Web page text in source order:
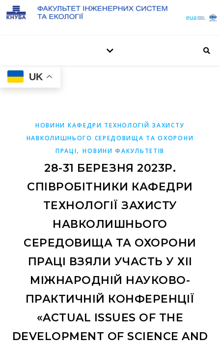
UK
НОВИНИ КАФЕДРИ ТЕХНОЛОГІЙ ЗАХИСТУ
НАВКОЛИШНЬОГО СЕРЕДОВИЩА ТА ОХОРОНИ
ПРАЦІ,НОВИНИ ФАКУЛЬТЕТІВ
28-31 БЕРЕЗНЯ 2023Р.
СПІВРОБІТНИКИ КАФЕДРИ
ТЕХНОЛОГІЇ ЗАХИСТУ
НАВКОЛИШНЬОГО
СЕРЕДОВИЩА ТА ОХОРОНИ
ПРАЦІ ВЗЯЛИ УЧАСТЬ У ХІІ
МІЖНАРОДНІЙ НАУКОВО-
ПРАКТИЧНІЙ КОНФЕРЕНЦІЇ
«ACTUAL ISSUES OF THE
DEVELOPMENT OF SCIENCE AND